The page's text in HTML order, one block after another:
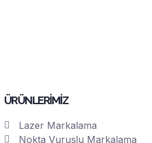
ÜRÜNLERİMİZ
Lazer Markalama
Nokta Vuruşlu Markalama